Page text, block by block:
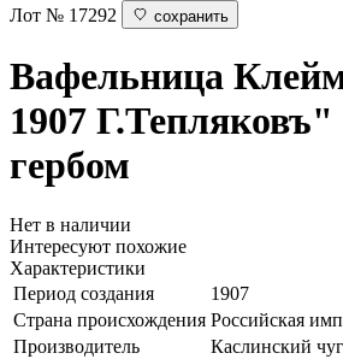
Лот № 17292
сохранить
Вафельница
1907 Г.Тепляковъ"
гербом
Нет в наличии
Интересуют похожие
Характеристики
Период создания
1907
Страна происхождения Российская
Производитель
Каслинский